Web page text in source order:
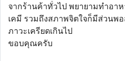
จากร้านค้าทั่วไป พยายามทำอาห
เคมี รวมถึงสภาพจิตใจก็มีส่วนพ
ภาวะเครียดเกินไป
ขอบคุณครับ